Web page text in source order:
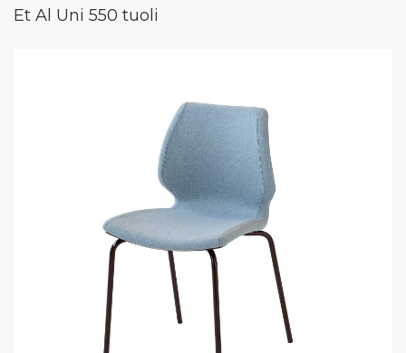
Et Al Uni 550 tuoli